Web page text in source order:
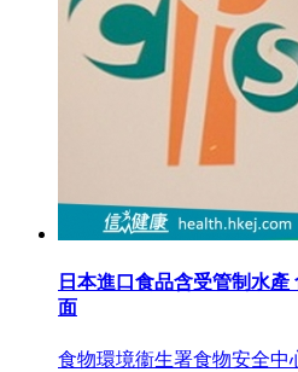
日本進口食品含受管制水
面
食物環境衞生署食物安全中